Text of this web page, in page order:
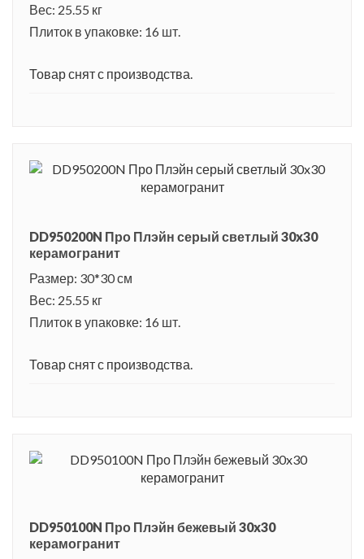
Вес: 25.55 кг
Плиток в упаковке: 16 шт.
Товар снят с производства.
DD950200N Про Плэйн серый светлый 30x30
керамогранит
Размер: 30*30 см
Вес: 25.55 кг
Плиток в упаковке: 16 шт.
Товар снят с производства.
DD950100N Про Плэйн бежевый 30x30
керамогранит